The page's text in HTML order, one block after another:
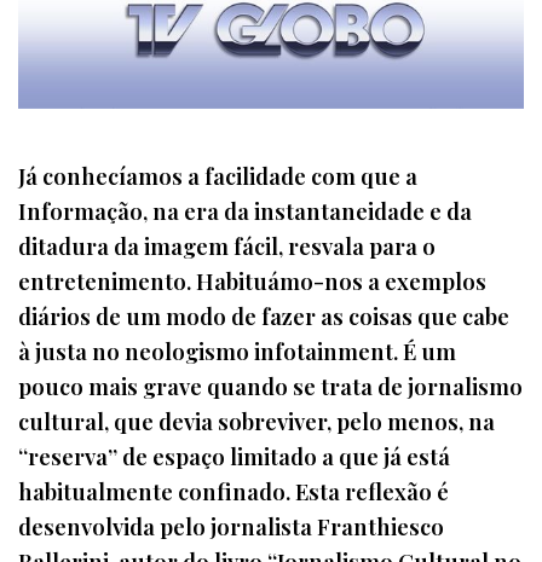
Já conhecíamos a facilidade com que a
Informação, na era da instantaneidade e da
ditadura da imagem fácil, resvala para o
entretenimento. Habituámo-nos a exemplos
diários de um modo de fazer as coisas que cabe
à justa no neologismo infotainment. É um
pouco mais grave quando se trata de jornalismo
cultural, que devia sobreviver, pelo menos, na
“reserva” de espaço limitado a que já está
habitualmente confinado. Esta reflexão é
desenvolvida pelo jornalista Franthiesco